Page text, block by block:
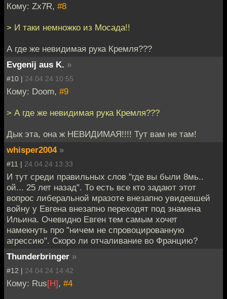
Кому: Zx7R, #8
> И таки немножко из Мосада!!
А где же невидимая рука Кремля???
Evgenij aus K. »
#10 | 24.04.24 10:55
Кому: Doom, #9
> А где же невидимая рука Кремля???
Дык эта, она ж НЕВИДИМАЯ!!!! Тут вам не там!
whisper2004 »
#11 | 24.04.24 13:33
И тут среди правильных слов "где вы были 8мь..
ой... 25 лет назад". То есть все кто задают этот
вопрос либеральной мразоте внезапно увидевшей
войну у Евгена внезапно переходят под знамена
Ильина. Очевидно Евген тем самым хочет
намекнуть про "ничем не спровоцированную
агрессию". Скоро ли отчаливание во Францию?
Thunderbringer »
#12 | 24.04.24 14:42
Кому: Rus[H], #4